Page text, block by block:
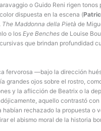
o Guido Reni rigen tonos
dispuesta en la escena (
The Maddonna della Pietà de
o los Eye Benches de Louise
que brindan profundidad
fervorosa —bajo la dirección
grandes ojos sobre el rostro,
y la aflicción de Beatrix o la
aquello contrastó con
habían rechazado la propuesta o
el abismo moral de la historia